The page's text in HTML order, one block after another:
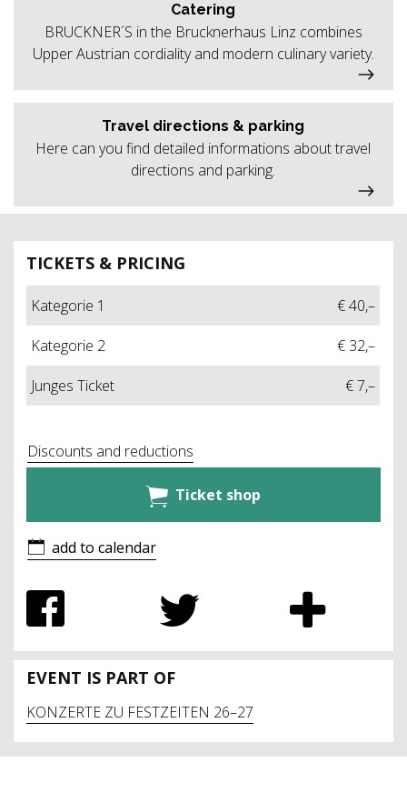
TICKETS & PRICING
Kategorie 1
€ 40,–
Kategorie 2
€ 32,–
Junges Ticket
€ 7,–
Discounts and reductions
Ticket shop
add to calendar
EVENT IS PART OF
KONZERTE ZU FESTZEITEN 26–27
Catering
BRUCKNER´S in the Brucknerhaus Linz combines
Upper Austrian cordiality and modern culinary variety.
Travel directions & parking
Here can you find detailed informations about travel
directions and parking.